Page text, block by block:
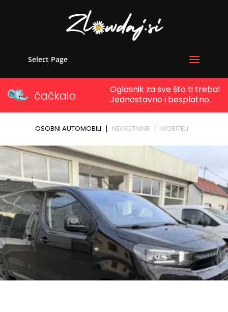
Select Page